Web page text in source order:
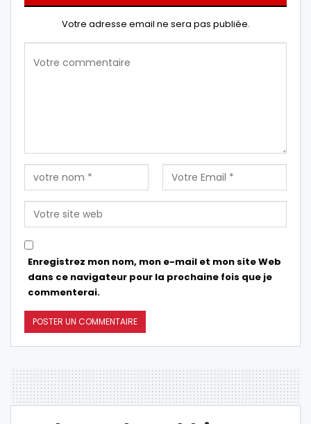
Votre adresse email ne sera pas publiée.
Enregistrez mon nom, mon e-mail et mon site Web
dans ce navigateur pour la prochaine fois que je
commenterai.